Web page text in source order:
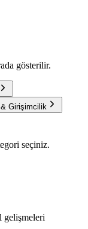
gösterilir.
& Girişimcilik
seçiniz.
gelişmeleri